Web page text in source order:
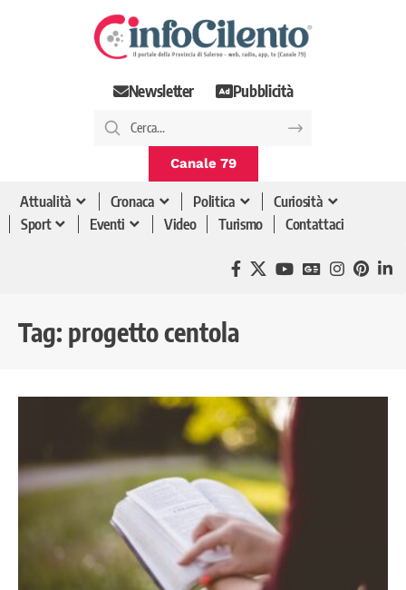
Newsletter Pubblicità
Canale 79
Attualità Cronaca Politica
Curiosità
Sport
Eventi Video Turismo Contattaci
Tag: progetto centola